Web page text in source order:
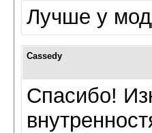
Лучше у
Cassedy
Спасибо!